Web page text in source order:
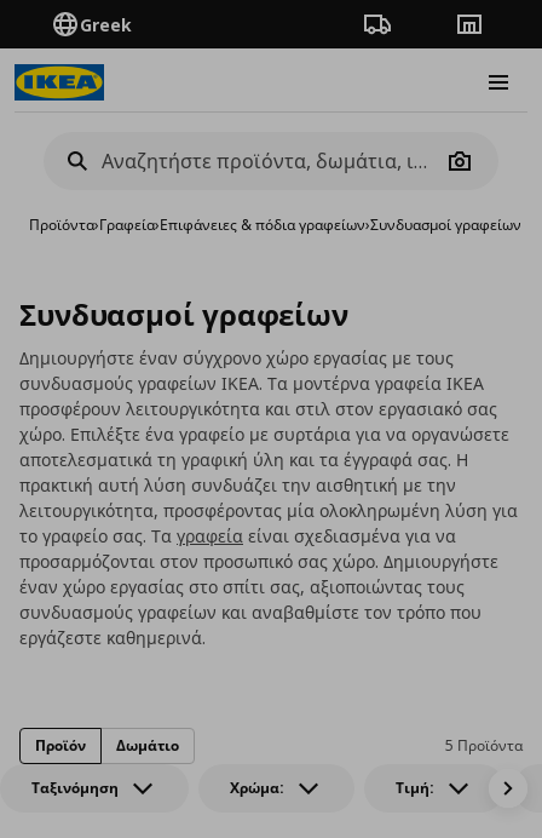
Greek Πορεία παραγγελίας
Camera
Προϊόντα›Γραφεία›Επιφάνειες & πόδια γραφείων›Συνδυασμοί γραφείων
Συνδυασμοί γραφείων
Δημιουργήστε έναν σύγχρονο χώρο εργασίας με τους
συνδυασμούς γραφείων ΙΚΕΑ. Τα μοντέρνα γραφεία ΙΚΕΑ
προσφέρουν λειτουργικότητα και στιλ στον εργασιακό σας
χώρο. Επιλέξτε ένα γραφείο με συρτάρια για να οργανώσετε
αποτελεσματικά τη γραφική ύλη και τα έγγραφά σας. Η
πρακτική αυτή λύση συνδυάζει την αισθητική με την
λειτουργικότητα, προσφέροντας μία ολοκληρωμένη λύση για
το γραφείο σας. Τα γραφεία είναι σχεδιασμένα για να
προσαρμόζονται στον προσωπικό σας χώρο. Δημιουργήστε
έναν χώρο εργασίας στο σπίτι σας, αξιοποιώντας τους
συνδυασμούς γραφείων και αναβαθμίστε τον τρόπο που
εργάζεστε καθημερινά.
Ταξινόμηση Χρώμα: Τιμή:
5 Προϊόντα
Προϊόν Δωμάτιο